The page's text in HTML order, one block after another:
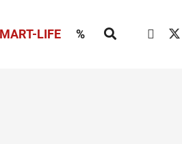
LIFE %